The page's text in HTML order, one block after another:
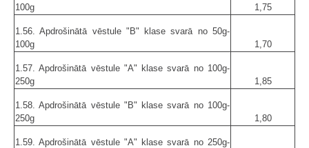
100g
1,75
1.56. Apdrošinātā vēstule "B" klase svarā no 50g-
100g
1,70
1.57. Apdrošinātā vēstule "A" klase svarā no 100g-
250g
1,85
1.58. Apdrošinātā vēstule "B" klase svarā no 100g-
250g
1,80
1.59. Apdrošinātā vēstule "A" klase svarā no 250g-